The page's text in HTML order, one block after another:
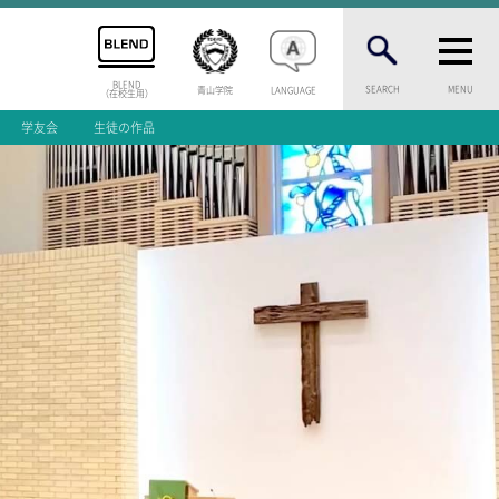
BLEND
（在校生用） 青山学院 LANGUAGE SEARCH MENU
一覧
試験
総合案内
ニュース・トピック
お問い合わせ
緊急・災害時の対応
ご支援をお考えの方へ
個人情報保護への取り組み
地の塩、世の光（スクールモットー）
学友会 生徒の作品